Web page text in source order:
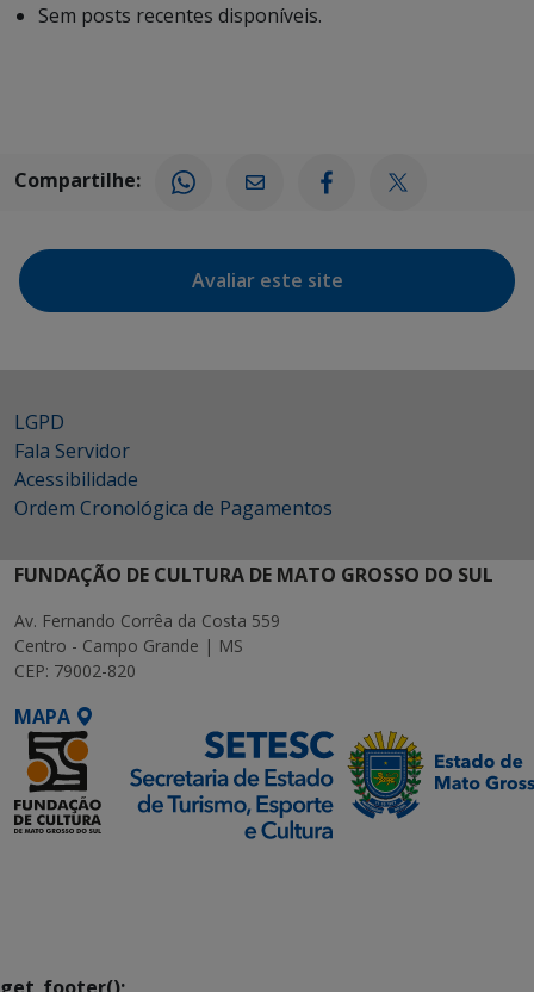
Sem posts recentes disponíveis.
Compartilhe:
Avaliar este site
LGPD
Fala Servidor
Acessibilidade
Ordem Cronológica de Pagamentos
FUNDAÇÃO DE CULTURA DE MATO GROSSO DO SUL
Av. Fernando Corrêa da Costa 559
Centro - Campo Grande | MS
CEP: 79002-820
MAPA